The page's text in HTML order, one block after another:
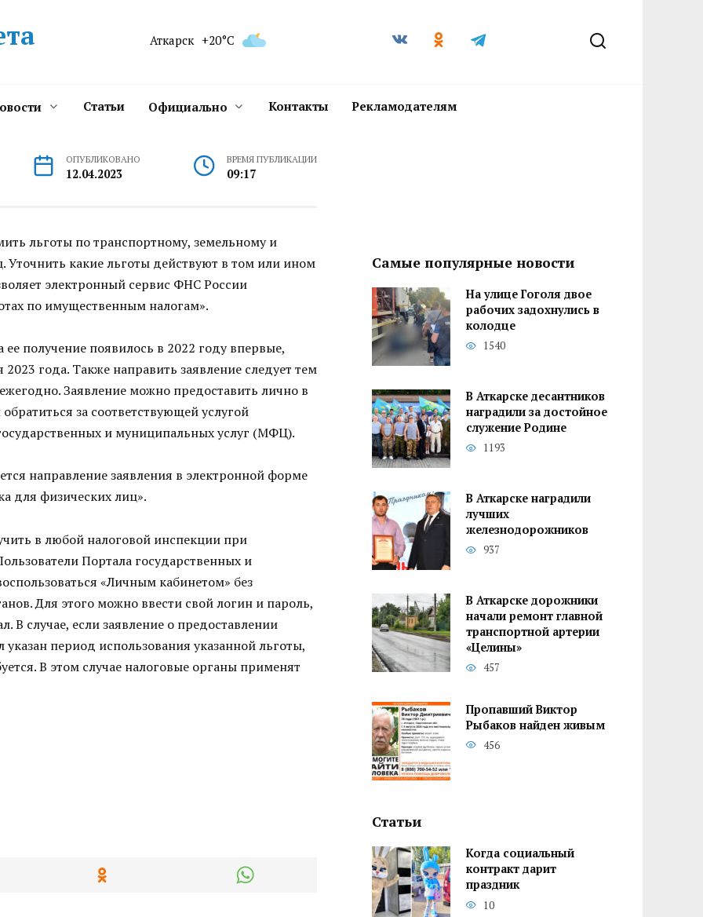
Аткарск +20°C
Статьи Официально Контакты Рекламодателям
ОПУБЛИКОВАНО
12.04.2023
ВРЕМЯ ПУБЛИКАЦИИ
09:17
льготы по транспортному, земельному и
какие льготы действуют в том или ином
электронный сервис ФНС России
по имущественным налогам».
получение появилось в 2022 году впервые,
года. Также направить заявление следует тем
Заявление можно предоставить лично в
за соответствующей услугой
и муниципальных услуг (МФЦ).
направление заявления в электронной форме
для физических лиц».
в любой налоговой инспекции при
Портала государственных и
«Личным кабинетом» без
Для этого можно ввести свой логин и пароль,
В случае, если заявление о предоставлении
период использования указанной льготы,
В этом случае налоговые органы применят
Самые популярные новости
На улице Гоголя двое
рабочих задохнулись в
колодце
1540
В Аткарске десантников
наградили за достойное
служение Родине
1193
В Аткарске наградили
лучших
железнодорожников
937
В Аткарске дорожники
начали ремонт главной
транспортной артерии
«Целины»
457
Пропавший Виктор
Рыбаков найден живым
456
Статьи
Когда социальный
контракт дарит
праздник
10